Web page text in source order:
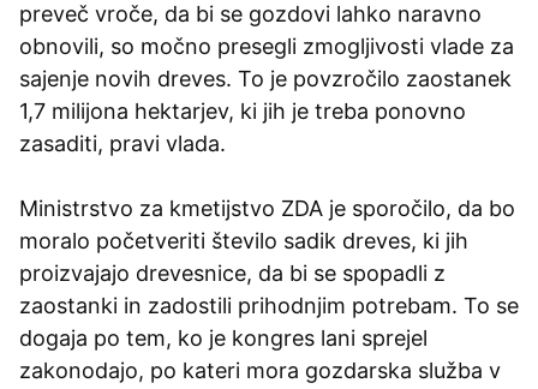
preveč vroče, da bi se gozdovi lahko naravno
obnovili, so močno presegli zmogljivosti vlade za
sajenje novih dreves. To je povzročilo zaostanek
1,7 milijona hektarjev, ki jih je treba ponovno
zasaditi, pravi vlada.
Ministrstvo za kmetijstvo ZDA je sporočilo, da bo
moralo početveriti število sadik dreves, ki jih
proizvajajo drevesnice, da bi se spopadli z
zaostanki in zadostili prihodnjim potrebam. To se
dogaja po tem, ko je kongres lani sprejel
zakonodajo, po kateri mora gozdarska služba v